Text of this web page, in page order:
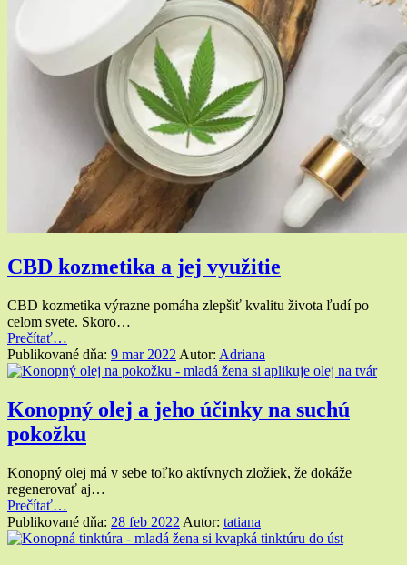
naše
zdravie?”
CBD kozmetika a jej využitie
CBD kozmetika výrazne pomáha zlepšiť kvalitu života ľudí po
celom svete. Skoro…
Prečítať“CBD
kozmetika
a
využitie”
…
Publikované dňa: 9 mar 2022 Autor: Adriana
Konopný olej a jeho účinky na suchú
pokožku
Konopný olej má v sebe toľko aktívnych zložiek, že dokáže
regenerovať aj…
Prečítať“Konopný
olej
a jeho
…
Publikované dňa: 28 feb 2022 Autor: tatiana